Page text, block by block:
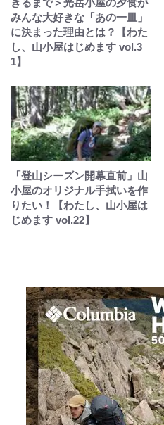
きるまで＞光岳小屋の夕食が
みんな大好きな「あの一皿」
に決まった理由とは？【わた
し、山小屋はじめます vol.3
1】
「登山シーズン開幕直前」山
小屋のオリジナル手拭いを作
りたい！【わたし、山小屋は
じめます vol.22】